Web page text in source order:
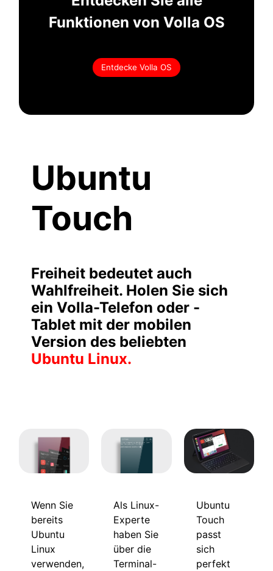
Funktionen von Volla OS
Entdecke Volla OS
Ubuntu
Touch
Freiheit bedeutet auch
Wahlfreiheit. Holen Sie sich
ein Volla-Telefon oder -
Tablet mit der mobilen
Version des beliebten
Ubuntu Linux.
Wenn Sie
bereits
Ubuntu
Linux
verwenden,
Als Linux-
Experte
haben Sie
über die
Terminal-
Ubuntu
Touch
passt
sich
perfekt